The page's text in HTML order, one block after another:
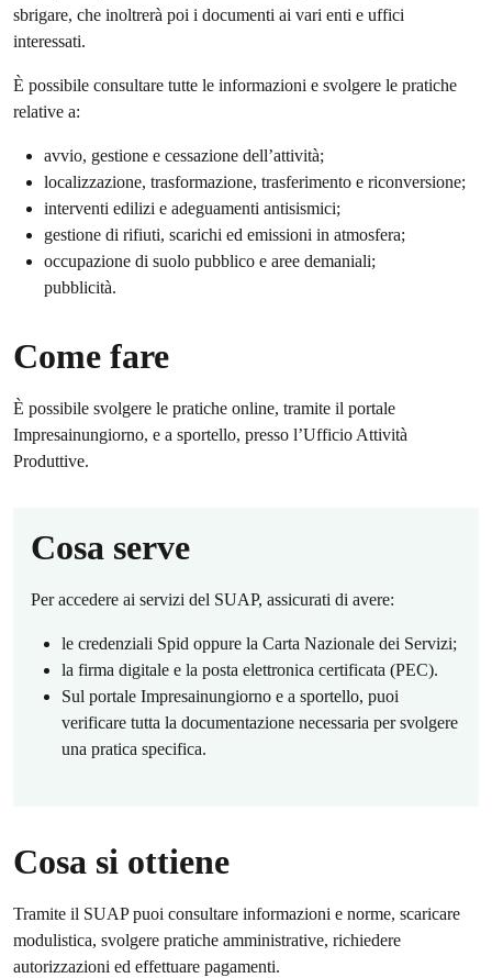
sbrigare, che inoltrerà poi i documenti ai vari enti e uffici
interessati.
È possibile consultare tutte le informazioni e svolgere le pratiche
relative a:
avvio, gestione e cessazione dell’attività;
localizzazione, trasformazione, trasferimento e riconversione;
interventi edilizi e adeguamenti antisismici;
gestione di rifiuti, scarichi ed emissioni in atmosfera;
occupazione di suolo pubblico e aree demaniali;
pubblicità.
Come fare
È possibile svolgere le pratiche online, tramite il portale
Impresainungiorno, e a sportello, presso l’Ufficio Attività
Produttive.
Cosa serve
Per accedere ai servizi del SUAP, assicurati di avere:
le credenziali Spid oppure la Carta Nazionale dei Servizi;
la firma digitale e la posta elettronica certificata (PEC).
Sul portale Impresainungiorno e a sportello, puoi
verificare tutta la documentazione necessaria per svolgere
una pratica specifica.
Cosa si ottiene
Tramite il SUAP puoi consultare informazioni e norme, scaricare
modulistica, svolgere pratiche amministrative, richiedere
autorizzazioni ed effettuare pagamenti.